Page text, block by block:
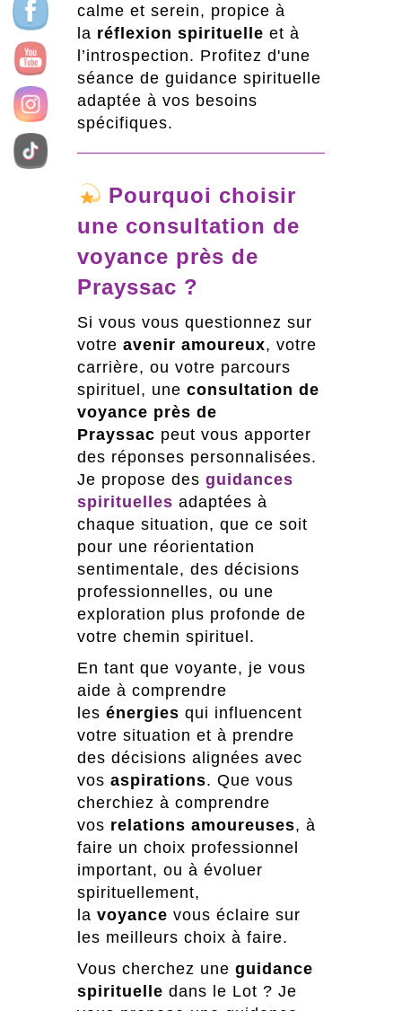
calme et serein, propice à
la réflexion spirituelle et à
l’introspection. Profitez d'une
séance de guidance spirituelle
adaptée à vos besoins
spécifiques.
Pourquoi choisir
une consultation de
voyance près de
Prayssac ?
Si vous vous questionnez sur
votre avenir amoureux, votre
carrière, ou votre parcours
spirituel, une consultation de
voyance près de
Prayssac peut vous apporter
des réponses personnalisées.
Je propose des guidances
spirituelles adaptées à
chaque situation, que ce soit
pour une réorientation
sentimentale, des décisions
professionnelles, ou une
exploration plus profonde de
votre chemin spirituel.
En tant que voyante, je vous
aide à comprendre
les énergies qui influencent
votre situation et à prendre
des décisions alignées avec
vos aspirations. Que vous
cherchiez à comprendre
vos relations amoureuses, à
faire un choix professionnel
important, ou à évoluer
spirituellement,
la voyance vous éclaire sur
les meilleurs choix à faire.
Vous cherchez une guidance
spirituelle dans le Lot ? Je